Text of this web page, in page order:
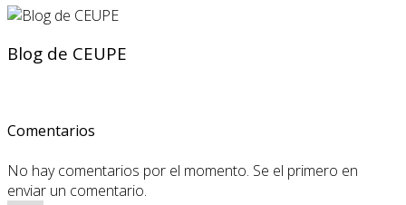
Blog de CEUPE
Comentarios
No hay comentarios por el momento. Se el primero en
enviar un comentario.